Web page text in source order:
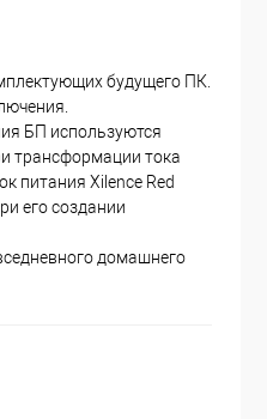
будущего ПК.
БП используются
трансформации тока
питания Xilence Red
его создании
домашнего